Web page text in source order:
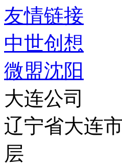
友情链接
中世创想
微盟沈阳
大连公司
辽宁省大连
层